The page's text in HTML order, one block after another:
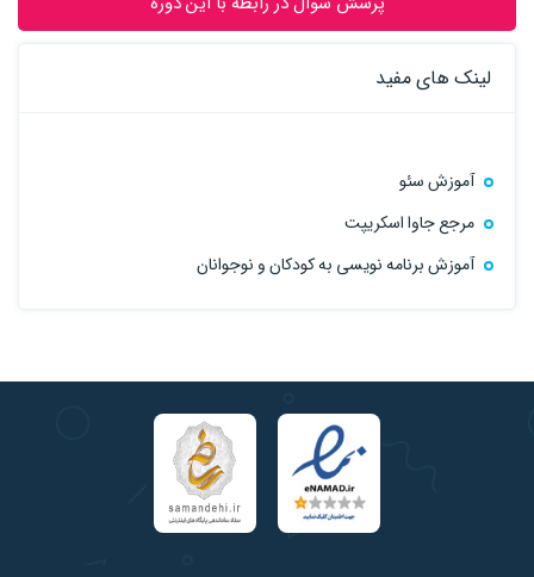
لینک های مفید
آموزش سئو
مرجع جاوا اسکریپت
آموزش برنامه نویسی به کودکان و نوجوانان